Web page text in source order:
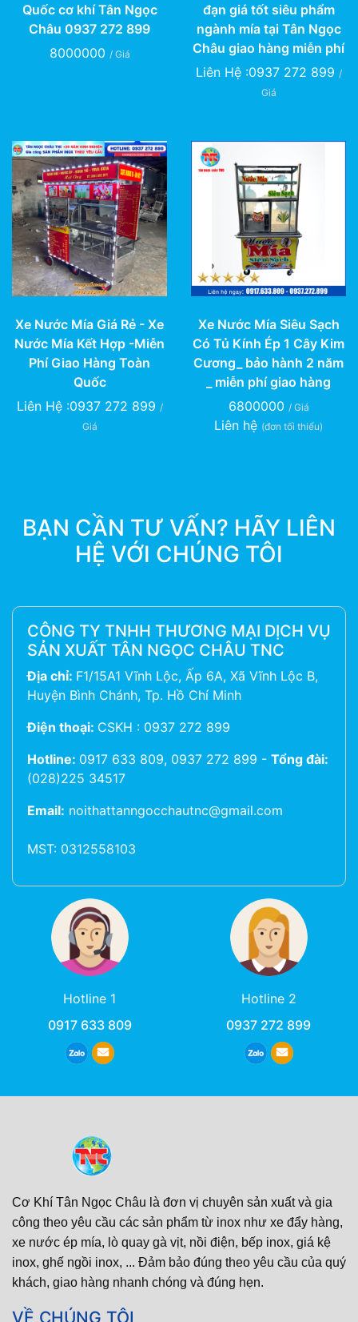
Quốc cơ khí Tân Ngọc
Châu 0937 272 899
8000000 / Giá
đạn giá tốt siêu phẩm
ngành mía tại Tân Ngọc
Châu giao hàng miễn phí
Liên Hệ :0937 272 899 /
Giá
Xe Nước Mía Giá Rẻ - Xe
Nước Mía Kết Hợp -Miễn
Phí Giao Hàng Toàn
Quốc
Liên Hệ :0937 272 899 /
Giá
Xe Nước Mía Siêu Sạch
Có Tủ Kính Ép 1 Cây Kim
Cương_ bảo hành 2 năm
_ miễn phí giao hàng
6800000 / Giá
Liên hệ (đơn tối thiểu)
BẠN CẦN TƯ VẤN? HÃY LIÊN
HỆ VỚI CHÚNG TÔI
CÔNG TY TNHH THƯƠNG MẠI DỊCH VỤ
SẢN XUẤT TÂN NGỌC CHÂU TNC
Địa chỉ: F1/15A1 Vĩnh Lộc, Ấp 6A, Xã Vĩnh Lộc B,
Huyện Bình Chánh, Tp. Hồ Chí Minh
Điện thoại: CSKH : 0937 272 899
Hotline: 0917 633 809, 0937 272 899 - Tổng đài:
(028)225 34517
Email: noithattanngocchautnc@gmail.com
MST: 0312558103
Hotline 1
0917 633 809
Hotline 2
0937 272 899
Cơ Khí Tân Ngọc Châu là đơn vị chuyên sản xuất và gia
công theo yêu cầu các sản phẩm từ inox như xe đẩy hàng,
xe nước ép mía, lò quay gà vịt, nồi điện, bếp inox, giá kệ
inox, ghế ngồi inox, ... Đảm bảo đúng theo yêu cầu của quý
khách, giao hàng nhanh chóng và đúng hẹn.
VỀ CHÚNG TÔI